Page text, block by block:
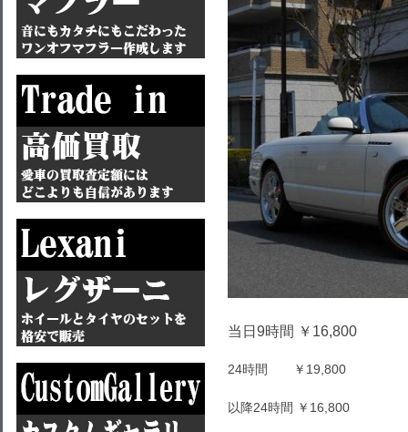
当日9時間 ￥16,800
24時間 ￥19,800
以降24時間 ￥16,800